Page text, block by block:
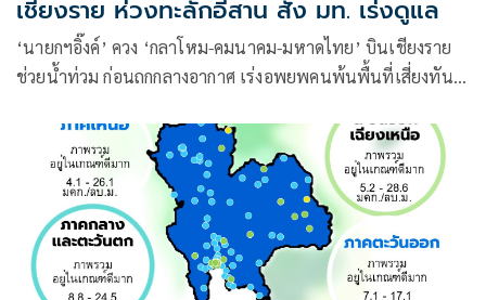
เชียงราย ห่วงทะลักอีสาน สั่ง มท. เร่งดูแล
‘นายกฯอิ๊งค์’ ควง ‘กลาโหม-คมนาคม-มหาดไทย’ บินเชียงราย
ช่วยน้ำท่วม ก่อนถกกลางอากาศ เร่งอพยพคนพ้นพื้นที่เสี่ยงทันที